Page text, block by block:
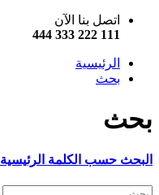
اتصل بنا الآن
111 222 333 444
الرئيسية
بحث
بحث
البحث حسب الكلمة الرئيسية